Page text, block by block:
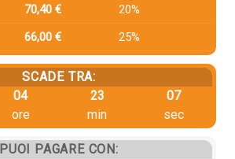
70,40 €
20%
66,00 € 25%
SCADE TRA:
04
ore
23
min
07
sec
PUOI PAGARE CON: